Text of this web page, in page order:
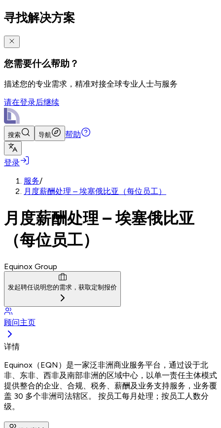
寻找解决方案
您需要什么帮助？
描述您的专业需求，精准对接全球专业人士与服务
请在登录后继续
搜索 导航 帮助
登录
服务/
月度薪酬处理 – 埃塞俄比亚（每位员工）
月度薪酬处理 – 埃塞俄比亚
（每位员工）
Equinox Group
发起聘任说明您的需求，获取定制报价
顾问主页
详情
Equinox（EQN）是一家泛非洲商业服务平台，通过设于北
非、东非、西非及南部非洲的区域中心，以单一责任主体模式
提供整合的企业、合规、税务、薪酬及业务支持服务，业务覆
盖 30 多个非洲司法辖区。 按员工每月处理；按员工人数分
级。